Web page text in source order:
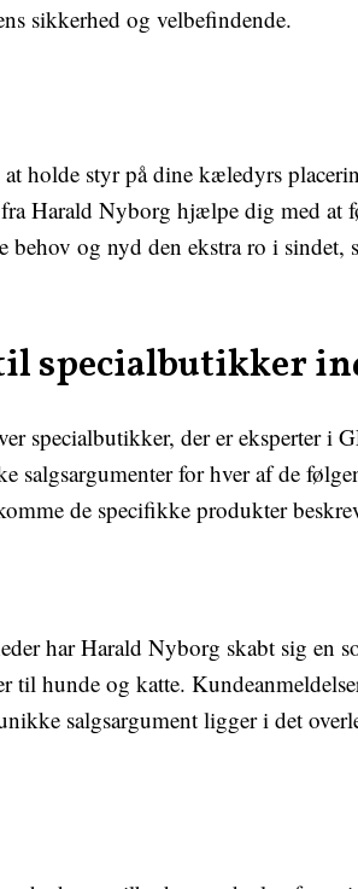
sikkerhed og velbefindende.
holde styr på dine kæledyrs
Harald Nyborg hjælpe dig med at
og nyd den ekstra ro i sindet,
specialbutikker
specialbutikker, der er eksperter i
salgsargumenter for hver af de
de specifikke produkter
har Harald Nyborg skabt sig en
til hunde og katte.
salgsargument ligger i det